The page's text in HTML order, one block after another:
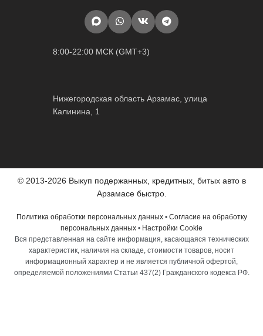
8:00-22:00 МСК (GMT+3)
Нижегородская область Арзамас, улица
Калинина, 1
© 2013-2026 Выкуп подержанных, кредитных, битых авто в
Арзамасе быстро.
Политика обработки персональных данных• Согласие на обработку
персональных данных • Настройки Cookie
Вся представленная на сайте информация, касающаяся технических
характеристик, наличия на складе, стоимости товаров, носит
информационный характер и не является публичной офертой,
определяемой положениями Статьи 437(2) Гражданского кодекса РФ.